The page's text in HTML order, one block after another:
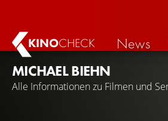
KINOCHECK News
MICHAEL BIEHN
Alle Informationen zu Filmen und